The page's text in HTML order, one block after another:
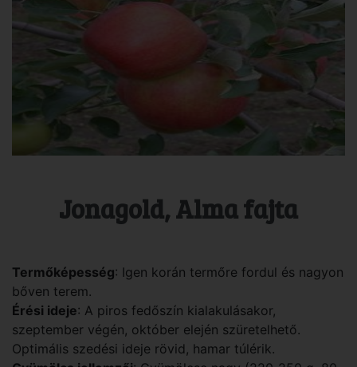
Jonagold, Alma fajta
Termőképesség: Igen korán termőre fordul és nagyon
bőven terem.
Érési ideje: A piros fedőszín kialakulásakor,
szeptember végén, október elején szüretelhető.
Optimális szedési ideje rövid, hamar túlérik.